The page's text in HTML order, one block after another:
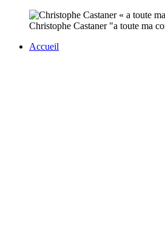
Christophe Castaner "a toute ma
Accueil